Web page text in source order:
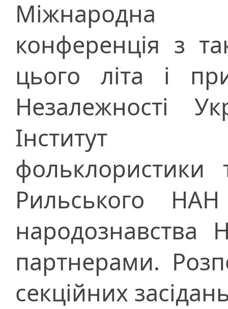
Міжнародна
конференція з
цього літа і
Незалежності
Інститут
Рильського
народознавства
партнерами.
секційних